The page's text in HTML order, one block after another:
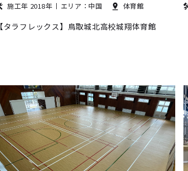
施工年 2018年 エリア：中国 体育館
【タラフレックス】鳥取城北高校城翔体育館